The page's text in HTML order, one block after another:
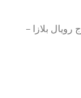
بلازا –